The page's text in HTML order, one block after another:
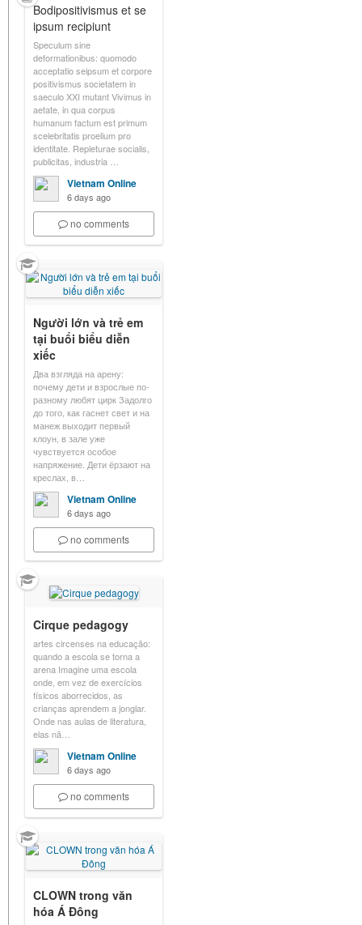
Bodipositivismus et se
ipsum recipiunt
Speculum sine
deformationibus: quomodo
acceptatio seipsum et corpore
positivismus societatem in
saeculo XXI mutant Vivimus in
aetate, in qua corpus
humanum factum est primum
scelebritatis proelium pro
identitate. Repleturae socialis,
publicitas, industria …
Vietnam Online
6 days ago
no comments
Người lớn và trẻ em
tại buổi biểu diễn
xiếc
Два взгляда на арену:
почему дети и взрослые по-
разному любят цирк Задолго
до того, как гаснет свет и на
манеж выходит первый
клоун, в зале уже
чувствуется особое
напряжение. Дети ёрзают на
креслах, в…
Vietnam Online
6 days ago
no comments
Cirque pedagogy
artes circenses na educação:
quando a escola se torna a
arena Imagine uma escola
onde, em vez de exercícios
físicos aborrecidos, as
crianças aprendem a jonglar.
Onde nas aulas de literatura,
elas nã…
Vietnam Online
6 days ago
no comments
CLOWN trong văn
hóa Á Đông